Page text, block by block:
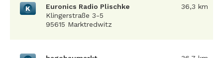
K
Euronics Radio Plischke
Klingerstraße 3-5
95615 Marktredwitz
36,3 km